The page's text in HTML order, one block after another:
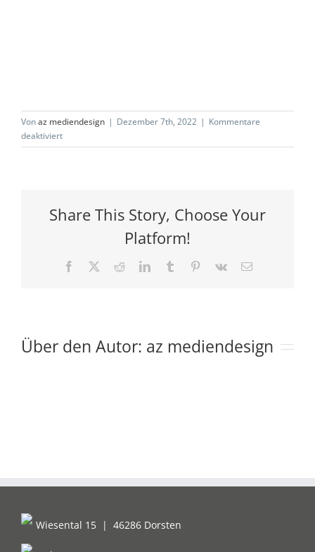
Vonaz mediendesign | Dezember 7th, 2022 | Kommentare
deaktiviertfür
JustLovely
Share This Story, Choose Your
Platform!
Facebook RedditLinkedInTumblr Pinterest
Vk
E-
Über den Autor: az mediendesign
Wiesental 15 | 46286 Dorsten